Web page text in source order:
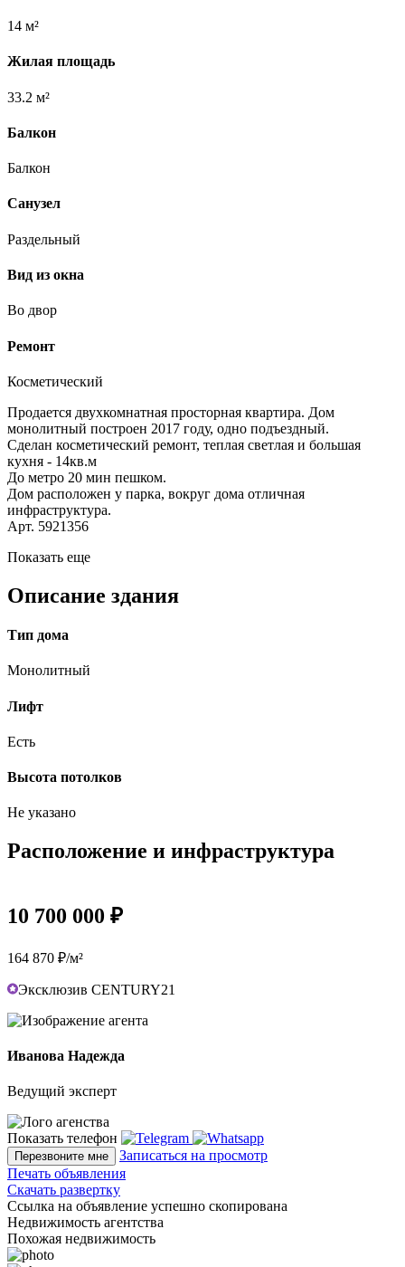
14 м²
Жилая площадь
33.2 м²
Балкон
Балкон
Санузел
Раздельный
Вид из окна
Во двор
Ремонт
Косметический
Продается двухкомнатная просторная квартира. Дом
монолитный построен 2017 году, одно подъездный.
Сделан косметический ремонт, теплая светлая и большая
кухня - 14кв.м
До метро 20 мин пешком.
Дом расположен у парка, вокруг дома отличная
инфраструктура.
Арт. 5921356
Показать еще
Описание здания
Тип дома
Монолитный
Лифт
Есть
Высота потолков
Не указано
Расположение и инфраструктура
10 700 000 ₽
164 870 ₽/м²
Эксклюзив CENTURY21
Иванова Надежда
Ведущий эксперт
Показать телефон
Перезвоните мне
Записаться на просмотр
Печать объявления
Скачать развертку
Ссылка на объявление успешно скопирована
Недвижимость агентства
Похожая недвижимость